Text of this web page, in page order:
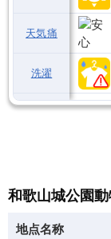
天気痛
洗濯
和歌山城公園
地点名称